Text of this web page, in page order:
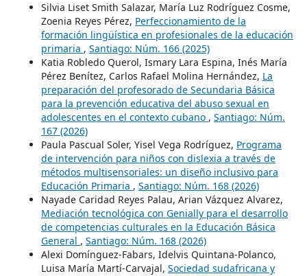
Silvia Liset Smith Salazar, María Luz Rodríguez Cosme,
Zoenia Reyes Pérez, Perfeccionamiento de la
formación lingüística en profesionales de la educación
primaria , Santiago: Núm. 166 (2025)
Katia Robledo Querol, Ismary Lara Espina, Inés María
Pérez Benítez, Carlos Rafael Molina Hernández, La
preparación del profesorado de Secundaria Básica
para la prevención educativa del abuso sexual en
adolescentes en el contexto cubano , Santiago: Núm.
167 (2026)
Paula Pascual Soler, Yisel Vega Rodríguez, Programa
de intervención para niños con dislexia a través de
métodos multisensoriales: un diseño inclusivo para
Educación Primaria , Santiago: Núm. 168 (2026)
Nayade Caridad Reyes Palau, Arian Vázquez Alvarez,
Mediación tecnológica con Genially para el desarrollo
de competencias culturales en la Educación Básica
General , Santiago: Núm. 168 (2026)
Alexi Domínguez-Fabars, Idelvis Quintana-Polanco,
Luisa María Martí-Carvajal, Sociedad sudafricana y